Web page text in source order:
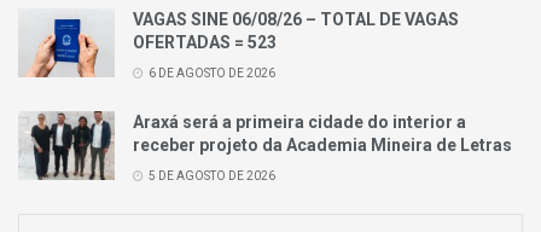
VAGAS SINE 06/08/26 – TOTAL DE VAGAS
OFERTADAS = 523
6 DE AGOSTO DE 2026
Araxá será a primeira cidade do interior a
receber projeto da Academia Mineira de Letras
5 DE AGOSTO DE 2026